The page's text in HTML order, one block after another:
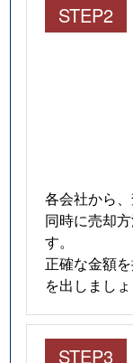
STEP2
各会社から、
同時に売却
す。
正確な金額
を出しましょ
STEP3